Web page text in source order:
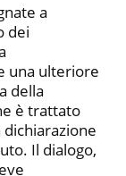
a
dei
una ulteriore
della
è trattato
Il dialogo,